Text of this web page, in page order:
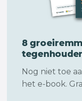
8
Nog niet toe
het e-book.